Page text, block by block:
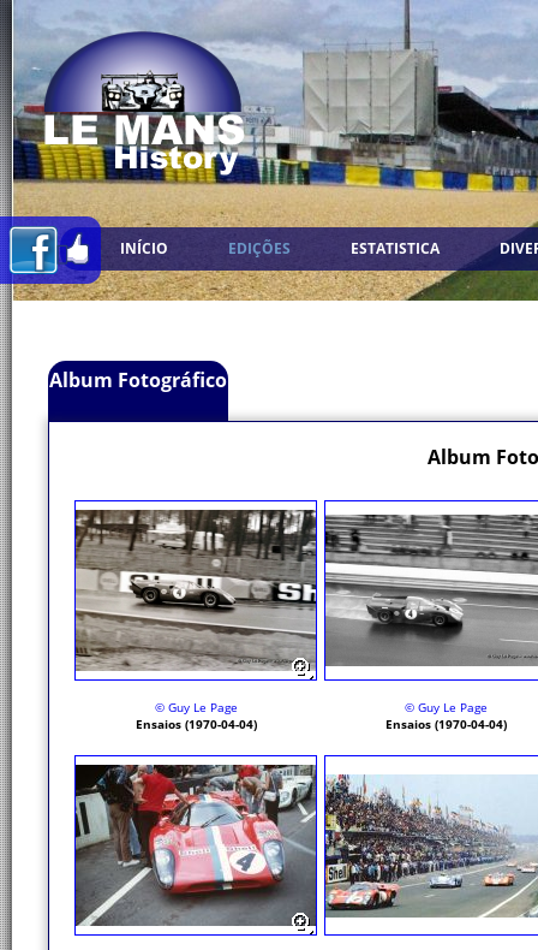
INÍCIO EDIÇÕES ESTATISTICA
Album Fotográfico
Album
© Guy Le Page
Ensaios (1970-04-04)
© Guy Le Page
Ensaios (1970-04-04)